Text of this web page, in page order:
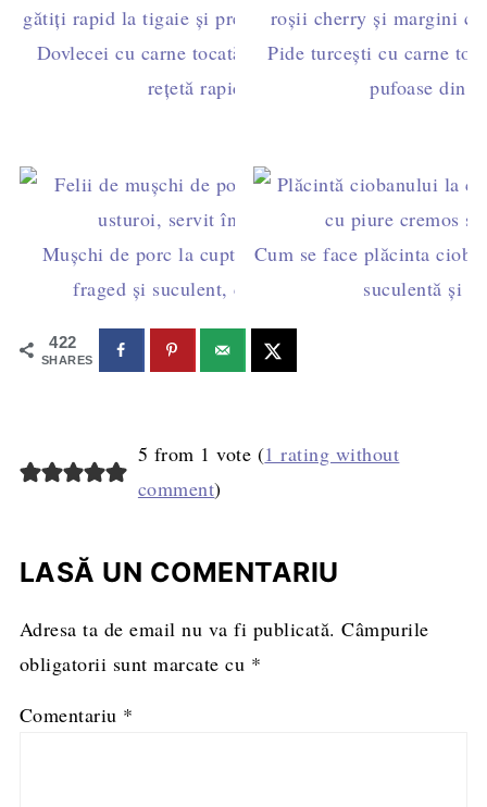
Dovlecei cu carne tocată de pui în sos de roșii -
rețetă rapidă la tigaie
Pide turcești cu carne
pufoase din
Mușchi de porc la cuptor împănat cu usturoi –
fraged și suculent, cu sos roșu din tavă
Cum se face plăcinta
suculentă și
422
SHARES
5 from 1 vote (1 rating without
comment)
LASĂ UN COMENTARIU
Adresa ta de email nu va fi publicată. Câmpurile
obligatorii sunt marcate cu *
Comentariu *